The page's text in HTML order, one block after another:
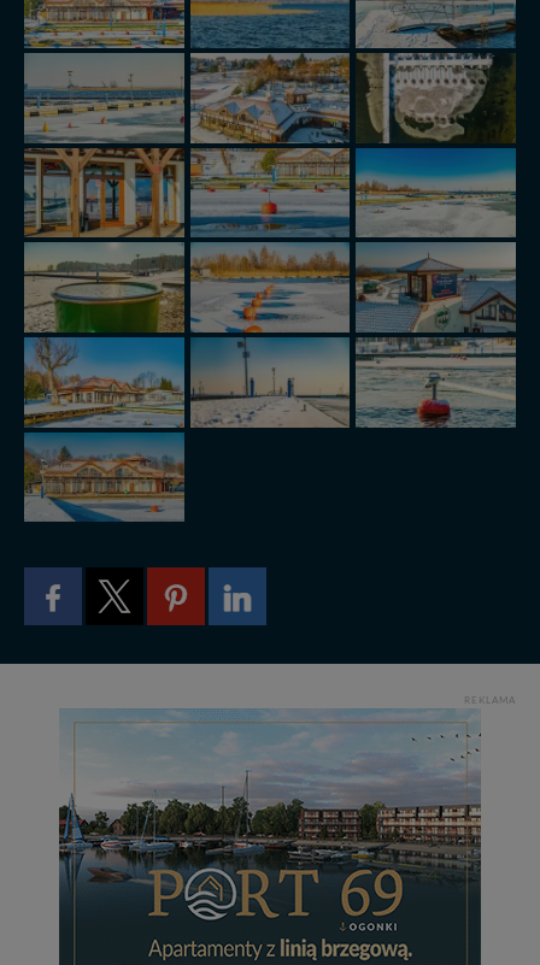
REKLAMA
Nasz serwis nie wykorzystuje oraz nie udostępnia
Twoich danych innym podmiotom oraz osobom
trzecim. Wyjątkiem jest sytuacja, gdy przekazanie
Twoich danych jest elementem usługi (przekazanie
danych z formularza kontaktowego, przekazanie danych
w przypadku rezerwacji usług typu: nocleg, czartery,
itp). Więcej informacji o zasadach i funkcjonalności
serwisu wRegulaminie Serwisu.
Administratorem Twoich danych jest: Agencja
Reklamowa Kreacja Monika Borkowska, z siedzibą ul.
Wiejska 17, 11-500 Giżycko. Możesz z nami
skontaktować się za pośrednictwem tejstrony.
W każdej chwili możesz: zażądać dostępu do swoich
danych, zażądać ich poprawienia lub usunięcia,
zabronić ich przetwarzania. Pamiętaj jednak, że nie
zawsze jest możliwe techniczne zrealizowanie Twoich
praw w odniesieniu do informacji zawartych w plikach
cookies. Twoja przeglądarka umożliwia Ci skasowanie
tych plików - w pewnych przypadkach nie możemy tego
Dziękujemy, i życzmy miłego odkrywania Mazur na
nowo...